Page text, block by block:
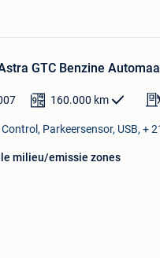
GTC Benzine
160.000 km
Parkeersensor, USB, +
milieu/emissie zones